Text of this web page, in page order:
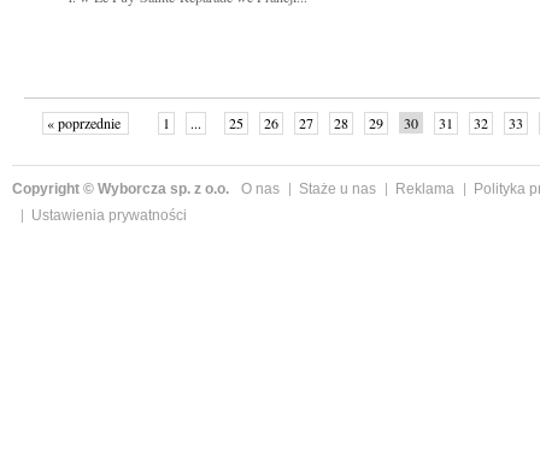
« poprzednie 1 ... 25 26 27 28 29 30 31 32
33
Copyright © Wyborcza sp. z o.o. O nas Staże u nas Reklama
Polityka
Ustawienia prywatności